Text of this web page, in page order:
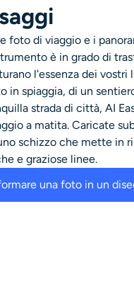
foto di viaggio e i
è in grado di
l'essenza dei
in spiaggia, di un
strada di città, AI
a matita. Caricate
schizzo che mette in
e graziose linee.
una foto in un